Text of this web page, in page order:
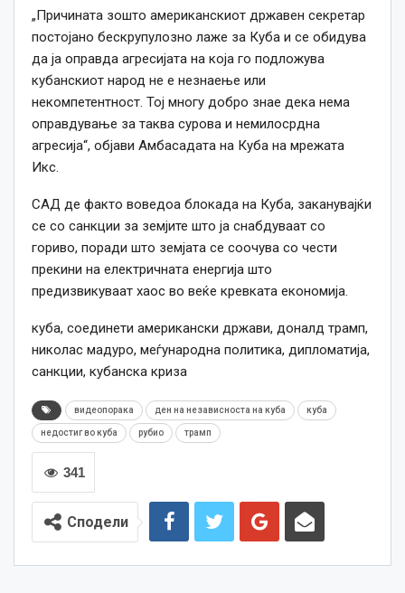
„Причината зошто американскиот државен секретар
постојано бескрупулозно лаже за Куба и се обидува
да ја оправда агресијата на која го подложува
кубанскиот народ не е незнаење или
некомпетентност. Тој многу добро знае дека нема
оправдување за таква сурова и немилосрдна
агресија“, објави Амбасадата на Куба на мрежата
Икс.
САД де факто воведоа блокада на Куба, заканувајќи
се со санкции за земјите што ја снабдуваат со
гориво, поради што земјата се соочува со чести
прекини на електричната енергија што
предизвикуваат хаос во веќе кревката економија.
куба, соединети американски држави, доналд трамп,
николас мадуро, меѓународна политика, дипломатија,
санкции, кубанска криза
видеопорака ден на независноста на куба куба
недостиг во куба рубио трамп
341
Сподели